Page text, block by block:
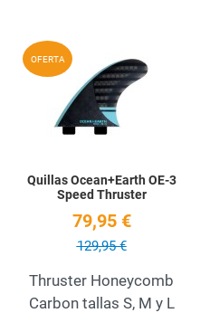
OFERTA
Quillas Ocean+Earth OE-3
Speed Thruster
79,95 €
129,95 €
Thruster Honeycomb
Carbon tallas S, M y L